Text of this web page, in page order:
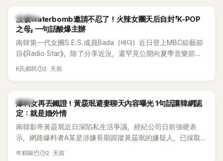
延燒到過去的爭議。李瑞鎮脫口補刀：「妳以前不是還在游泳池
開過記者會？」直接點名她當年的風波。李智惠聽了忍不住笑
說：「哥怎麼連這個都知道？」李瑞鎮則回嘴：「那時候新聞鬧那
麼大，不知道才奇怪吧。」一來一往，氣氛反而更加輕鬆。 談到
當年情況，李智惠終於鬆口坦言，當時確實被質疑動過隆胸手
術。她回憶：「拍了比基尼照片之後，就開始被說是不是去隆乳
了。」為了澄清誤會，她只好親自站出來說清楚。 李智惠進一步
想，既然一直說我有做，那我乾脆把腋下給大家看，證明我根
本沒動過。」一句話說完，全場瞬間炸鍋，來賓又驚又笑。 事實
上，早在 2006 年，李智惠就為了證明自己沒有「隆乳」，真的
召開了一場泳裝記者招待會。當時她穿著比基尼站在一排攝影
這段為平息爭議、直接公開腋下畫面自證清白的往事再度被提
K-POP
沒被Waterbomb邀請不忍了！火辣女團天后自封「K-POP
之母」 一句話酸爆主辦
南韓第一代女團S.E.S.成員Bada（바다）近日登上MBC綜藝節
目《Radio Star》，除了分享近況，還罕見公開向夏季音樂節
Waterbomb喊話，笑稱自己至今從未受邀演出，更幽默表示：
K氏鄉民 2 天前
韓星
爆料女再丟鐵證！黃晸珉避妻聊天內容曝光 1句話讓韓網認
定：就是婚外情
南韓影帝黃晸珉近日深陷私生活爭議，經紀公司日前強硬表
示，網路爆料者A某是涉嫌長期跟蹤黃晸珉的嫌疑人，已採取
法律行動。不過，A某並未因此停止發聲，5日再度透過社群平
年糕歐巴 2 天前